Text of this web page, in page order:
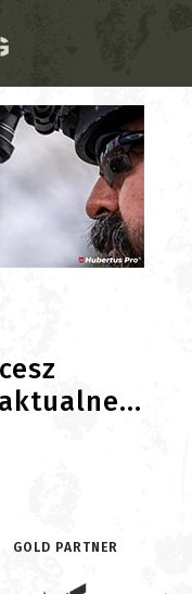
GOLD PARTNER